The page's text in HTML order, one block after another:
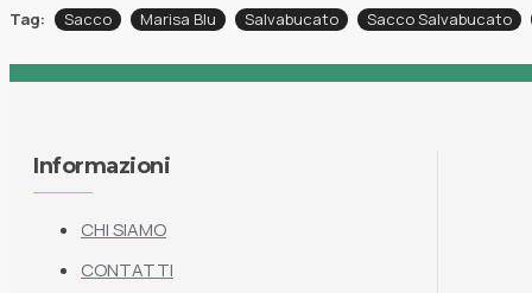
Tag: Sacco Marisa Blu Salvabucato Sacco Salvabucato
Informazioni
CHI SIAMO
CONTATTI